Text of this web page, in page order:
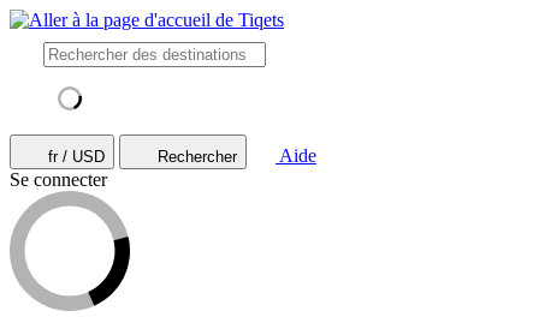
fr / USD Rechercher
Aide
Se connecter